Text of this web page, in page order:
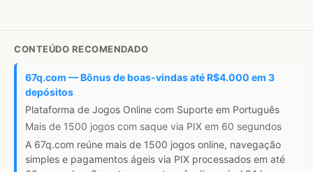
CONTEÚDO RECOMENDADO
67q.com — Bônus de boas-vindas até R$4.000 em 3
depósitos
Plataforma de Jogos Online com Suporte em Português
Mais de 1500 jogos com saque via PIX em 60 segundos
A 67q.com reúne mais de 1500 jogos online, navegação
simples e pagamentos ágeis via PIX processados em até